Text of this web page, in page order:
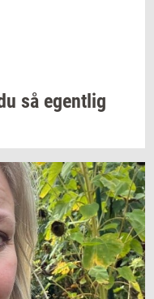
så egent­lig